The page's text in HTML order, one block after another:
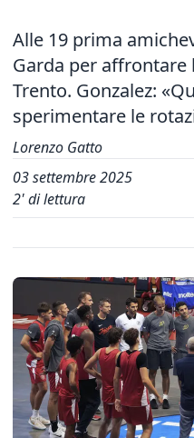
Alle 19 prima
Garda per affrontare
Trento. Gonzalez:
sperimentare le
Lorenzo Gatto
03 settembre 2025
2' di lettura